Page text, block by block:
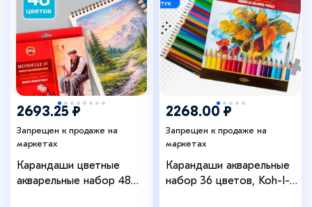
2693.25 ₽
Запрещен к продаже на
маркетах
Карандаши цветные
акварельные набор 48
2268.00 ₽
Запрещен к продаже на
маркетах
Карандаши акварельные
набор 36 цветов, Koh-I-